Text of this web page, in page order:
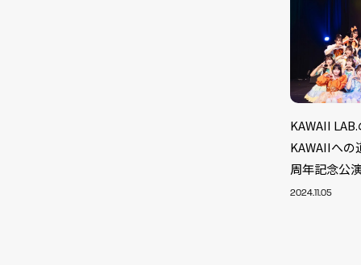
KAWAII
KAWAIIへの
周年記念公
2024.11.05